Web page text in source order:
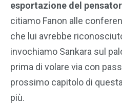
esportazione del
citiamo Fanon alle
che lui avrebbe
invochiamo Sankara sul
prima di volare via con
prossimo capitolo di
più.